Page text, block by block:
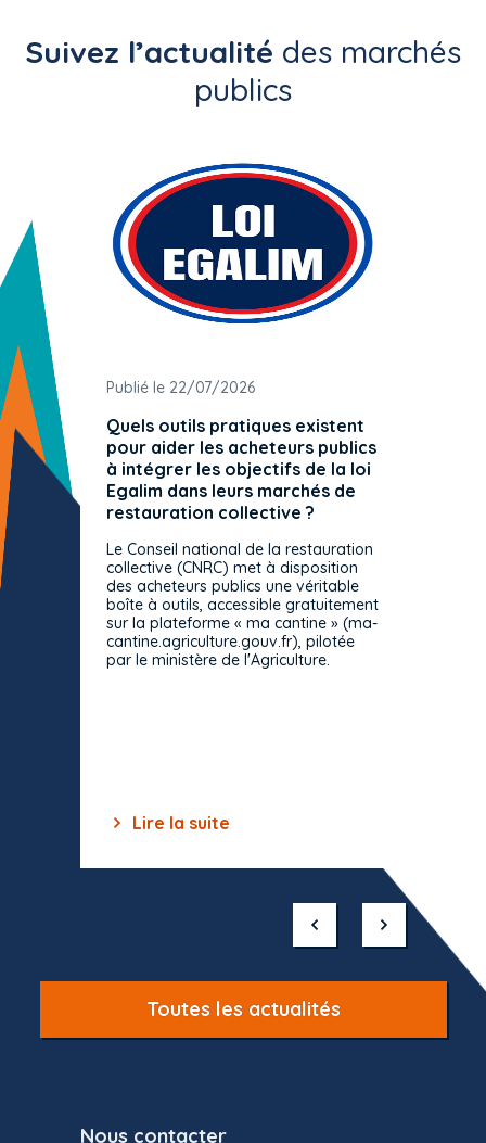
Suivez l’actualité des marchés
publics
Publié le 22/07/2026
Quels outils pratiques existent
pour aider les acheteurs publics
à intégrer les objectifs de la loi
Egalim dans leurs marchés de
restauration collective ?
Le Conseil national de la restauration
collective (CNRC) met à disposition
des acheteurs publics une véritable
boîte à outils, accessible gratuitement
sur la plateforme « ma cantine » (ma-
cantine.agriculture.gouv.fr), pilotée
par le ministère de l'Agriculture.
Lire la suite
Toutes les actualités
Nous contacter